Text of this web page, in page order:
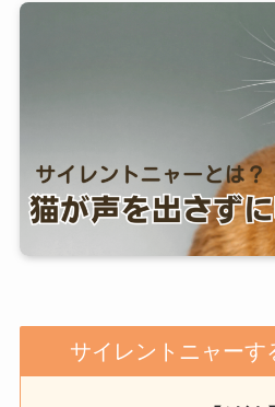
サイレントニャーす